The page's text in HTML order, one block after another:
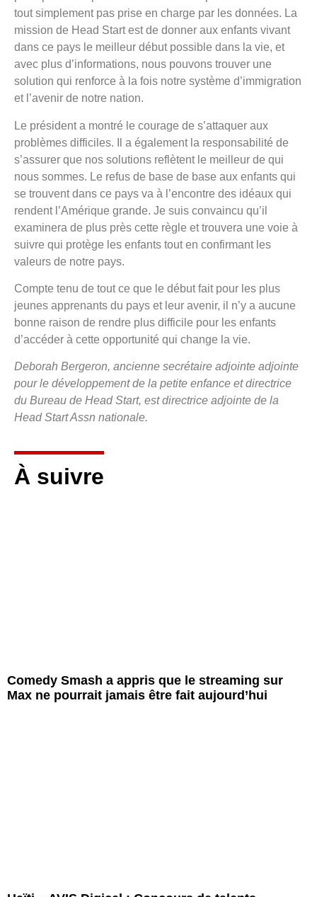
tout simplement pas prise en charge par les données. La
mission de Head Start est de donner aux enfants vivant
dans ce pays le meilleur début possible dans la vie, et
avec plus d’informations, nous pouvons trouver une
solution qui renforce à la fois notre système d’immigration
et l’avenir de notre nation.
Le président a montré le courage de s’attaquer aux
problèmes difficiles. Il a également la responsabilité de
s’assurer que nos solutions reflètent le meilleur de qui
nous sommes. Le refus de base de base aux enfants qui
se trouvent dans ce pays va à l’encontre des idéaux qui
rendent l’Amérique grande. Je suis convaincu qu’il
examinera de plus près cette règle et trouvera une voie à
suivre qui protège les enfants tout en confirmant les
valeurs de notre pays.
Compte tenu de tout ce que le début fait pour les plus
jeunes apprenants du pays et leur avenir, il n’y a aucune
bonne raison de rendre plus difficile pour les enfants
d’accéder à cette opportunité qui change la vie.
Deborah Bergeron, ancienne secrétaire adjointe adjointe
pour le développement de la petite enfance et directrice
du Bureau de Head Start, est directrice adjointe de la
Head Start Assn nationale.
À suivre
Comedy Smash a appris que le streaming sur
Max ne pourrait jamais être fait aujourd’hui